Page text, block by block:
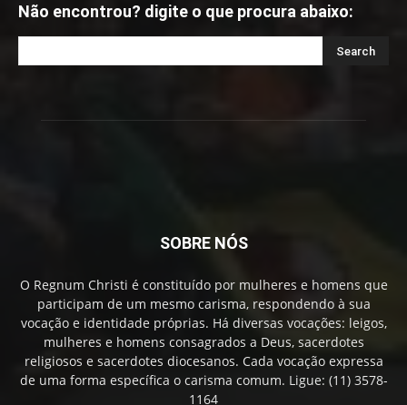
Não encontrou? digite o que procura abaixo:
SOBRE NÓS
O Regnum Christi é constituído por mulheres e homens que
participam de um mesmo carisma, respondendo à sua
vocação e identidade próprias. Há diversas vocações: leigos,
mulheres e homens consagrados a Deus, sacerdotes
religiosos e sacerdotes diocesanos. Cada vocação expressa
de uma forma específica o carisma comum. Ligue: (11) 3578-
1164